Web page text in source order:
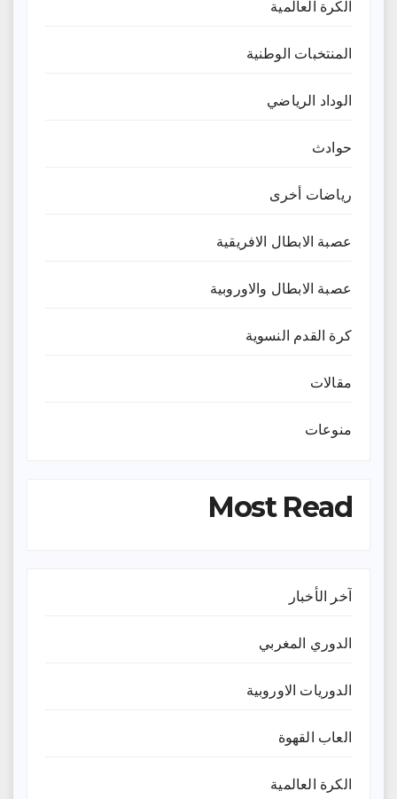
الكرة العالمية
المنتخبات الوطنية
الوداد الرياضي
حوادث
رياضات أخرى
عصبة الابطال الافريقية
عصبة الابطال والاوروبية
كرة القدم النسوية
مقالات
منوعات
Most Read
آخر الأخبار
الدوري المغربي
الدوريات الاوروبية
العاب القهوة
الكرة العالمية